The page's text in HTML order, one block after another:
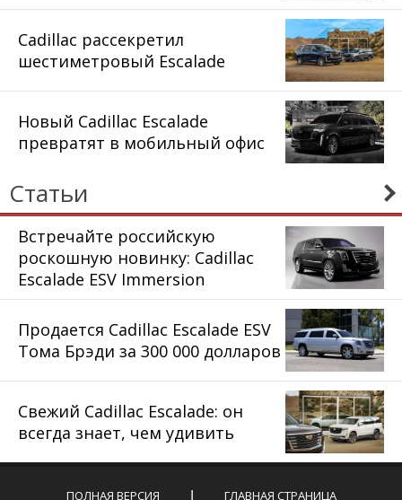
Cadillac рассекретил
шестиметровый Escalade
Новый Cadillac Escalade
превратят в мобильный офис
Статьи
Встречайте российскую
роскошную новинку: Cadillac
Escalade ESV Immersion
Продается Cadillac Escalade ESV
Тома Брэди за 300 000 долларов
Свежий Cadillac Escalade: он
всегда знает, чем удивить
ПОЛНАЯ ВЕРСИЯ ГЛАВНАЯ СТРАНИЦА